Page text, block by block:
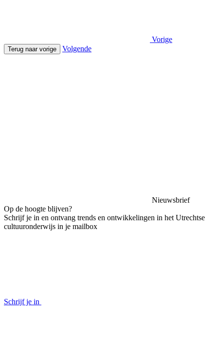
Vorige
Terug naar vorige Volgende
Nieuwsbrief
Op de hoogte blijven?
Schrijf je in en ontvang trends en ontwikkelingen in het Utrechtse
cultuuronderwijs in je mailbox
Schrijf je in